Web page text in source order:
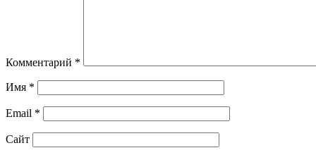
Комментарий *
Имя *
Email *
Сайт